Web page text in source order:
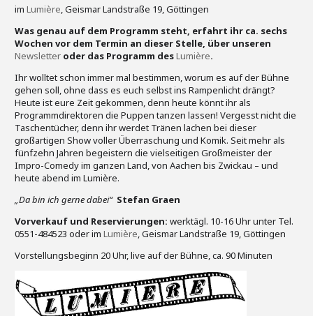
im Lumière, Geismar Landstraße 19, Göttingen
Was genau auf dem Programm steht, erfahrt ihr ca. sechs
Wochen vor dem Termin an dieser Stelle, über unseren
Newsletter oder das Programm desLumière.
Ihr wolltet schon immer mal bestimmen, worum es auf der Bühne
gehen soll, ohne dass es euch selbst ins Rampenlicht drängt?
Heute ist eure Zeit gekommen, denn heute könnt ihr als
Programmdirektoren die Puppen tanzen lassen! Vergesst nicht die
Taschentücher, denn ihr werdet Tränen lachen bei dieser
großartigen Show voller Überraschung und Komik. Seit mehr als
fünfzehn Jahren begeistern die vielseitigen Großmeister der
Impro-Comedy im ganzen Land, von Aachen bis Zwickau – und
heute abend im Lumière.
„Da bin ich gerne dabei“ Stefan Graen
Vorverkauf und Reservierungen: werktägl. 10-16 Uhr unter Tel.
0551-484523 oder im Lumière, Geismar Landstraße 19, Göttingen
Vorstellungsbeginn 20 Uhr, live auf der Bühne, ca. 90 Minuten